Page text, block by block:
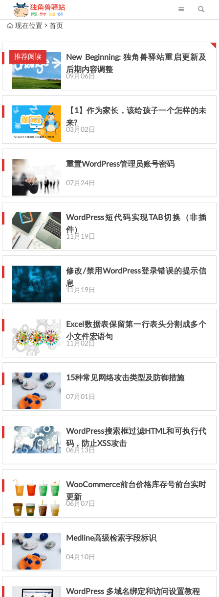
现在位置 首页
推荐阅读
New Beginning: 独角兽驿站重启更新及
后期内容调整
09月06日
【1】作为家长，该给孩子一个怎样的未
来?
03月02日
重置WordPress管理员账号密码
07月24日
WordPress短代码实现TAB切换（非插
件）
11月19日
修改/禁用WordPress登录错误的提示信
息
11月19日
Excel数据表保留第一行表头分割成多个
小文件宏语句
11月02日
15种常见网络攻击类型及防御措施
07月01日
WordPress搜索框过滤HTML和可执行代
码，防止XSS攻击
06月13日
WooCommerce前台价格库存号前台实时
更新
06月07日
Medline高级检索字段标识
04月10日
WordPress 多域名绑定和访问设置教程